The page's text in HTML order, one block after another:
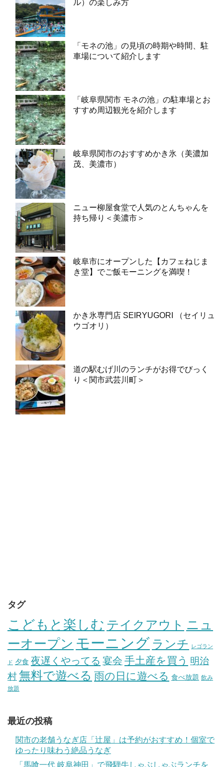
ル）の楽しみ方
「モネの池」の見頃の時期や時間、駐
車場について紹介します
「岐阜県関市 モネの池」の駐車場とお
すすめ周辺観光を紹介します
岐阜県関市のおすすめかき氷（美濃加
茂、美濃市）
ニュー柳屋食堂で人気のとんちゃんを
持ち帰り＜美濃市＞
岐阜市にオープンした【カフェねじま
き堂】でご飯モーニングを満喫！
かき氷専門店 SEIRYUGORI （セイリュ
ウゴオリ）
道の駅むげ川のランチがお得でびっく
り＜関市武芸川町＞
タグ
こどもと楽しむ テイクアウト ニュ
ーオープン モーニング ランチ レゴラン
ド 夕食 夜遅くやってる 宴会 手土産を買う 明治
村無料で遊べる 雨の日に遊べる 食べ放題 飲み
放題
最近の投稿
関市の老舗うなぎ店「辻屋」は予約がおすすめ！個室で
ゆったり味わう絶品うなぎ
「馬喰一代 岐阜神田」で飛騨牛しゃぶしゃぶランチを